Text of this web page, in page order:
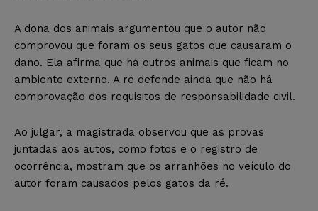
A dona dos animais argumentou que o autor não
comprovou que foram os seus gatos que causaram o
dano. Ela afirma que há outros animais que ficam no
ambiente externo. A ré defende ainda que não há
comprovação dos requisitos de responsabilidade civil.
Ao julgar, a magistrada observou que as provas
juntadas aos autos, como fotos e o registro de
ocorrência, mostram que os arranhões no veículo do
autor foram causados pelos gatos da ré.